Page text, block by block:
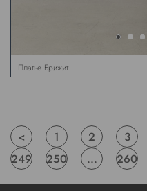
Платье Брижит
трикотажное, молочное
< 1 2 3
249
250 ... 260